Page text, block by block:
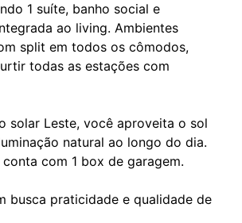
1 suíte, banho social e
ao living. Ambientes
split em todos os cômodos,
todas as estações com
solar Leste, você aproveita o sol
natural ao longo do dia.
com 1 box de garagem.
busca praticidade e qualidade de